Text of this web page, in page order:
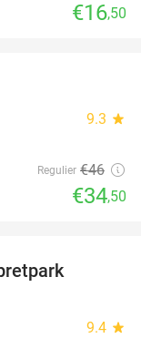
€16,50
9.3 star
Regulier €46
€34,50
9.4 star